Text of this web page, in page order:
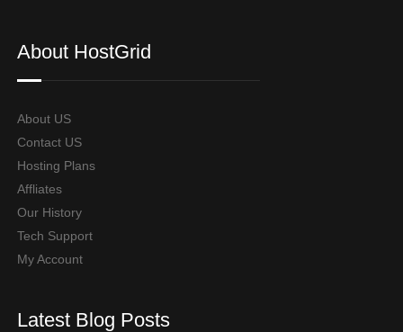
About HostGrid
About US
Contact US
Hosting Plans
Affliates
Our History
Tech Support
My Account
Latest Blog Posts